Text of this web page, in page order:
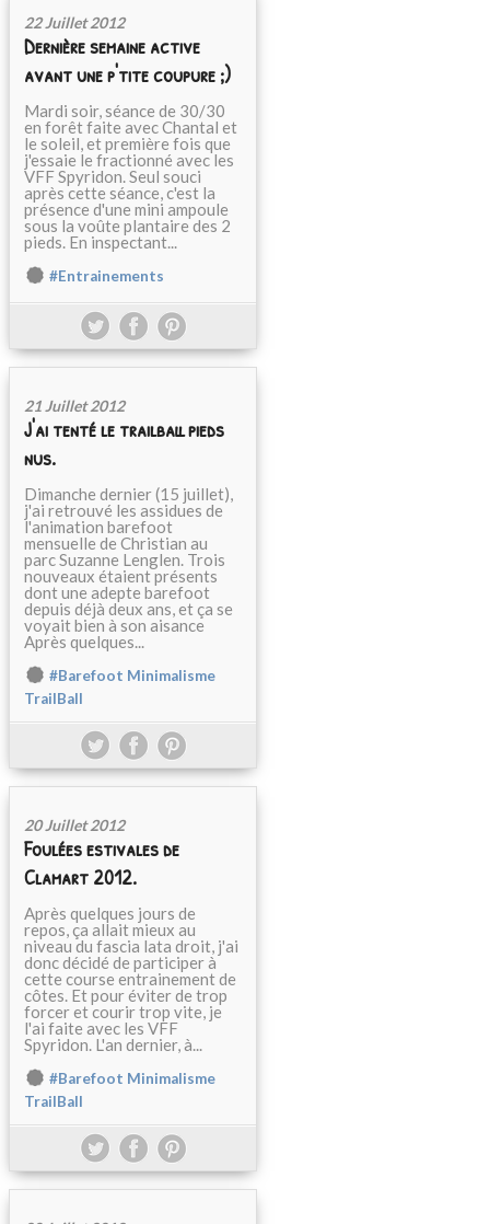
22 Juillet 2012
Dernière semaine active
avant une p'tite coupure ;)
Mardi soir, séance de 30/30
en forêt faite avec Chantal et
le soleil, et première fois que
j'essaie le fractionné avec les
VFF Spyridon. Seul souci
après cette séance, c'est la
présence d'une mini ampoule
sous la voûte plantaire des 2
pieds. En inspectant...
#Entrainements
21 Juillet 2012
J'ai tenté le trailball pieds
nus.
Dimanche dernier (15 juillet),
j'ai retrouvé les assidues de
l'animation barefoot
mensuelle de Christian au
parc Suzanne Lenglen. Trois
nouveaux étaient présents
dont une adepte barefoot
depuis déjà deux ans, et ça se
voyait bien à son aisance
Après quelques...
#Barefoot Minimalisme
TrailBall
20 Juillet 2012
Foulées estivales de
Clamart 2012.
Après quelques jours de
repos, ça allait mieux au
niveau du fascia lata droit, j'ai
donc décidé de participer à
cette course entrainement de
côtes. Et pour éviter de trop
forcer et courir trop vite, je
l'ai faite avec les VFF
Spyridon. L'an dernier, à...
#Barefoot Minimalisme
TrailBall